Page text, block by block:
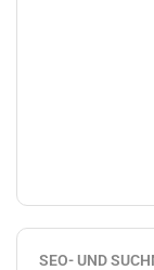
SEO- UND